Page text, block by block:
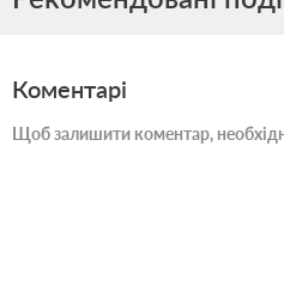
Коментарі
Щоб залишити коментар,